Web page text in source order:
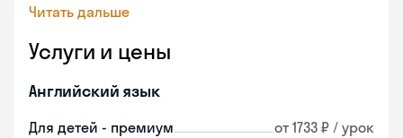
Читать дальше
Услуги и цены
Английский язык
Для детей - премиум от 1733 ₽ / урок